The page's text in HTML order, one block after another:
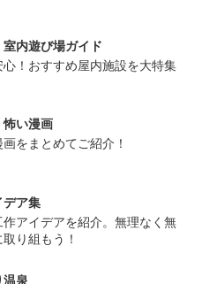
内遊び場ガイド
！おすすめ屋内施設を大特集
い漫画
をまとめてご紹介！
デア集
アイデアを紹介。無理なく無
り組もう！
温泉